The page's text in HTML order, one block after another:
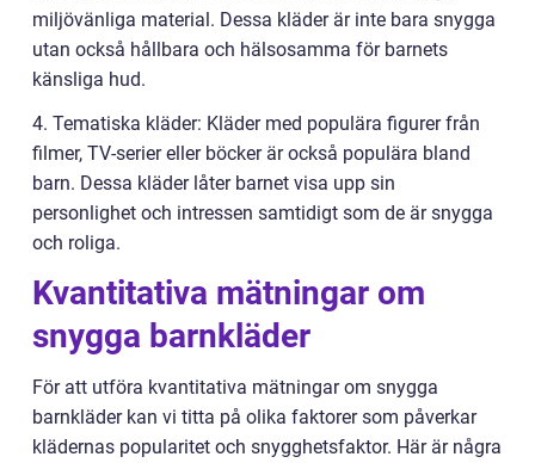
miljövänliga material. Dessa kläder är inte bara snygga
utan också hållbara och hälsosamma för barnets
känsliga hud.
4. Tematiska kläder: Kläder med populära figurer från
filmer, TV-serier eller böcker är också populära bland
barn. Dessa kläder låter barnet visa upp sin
personlighet och intressen samtidigt som de är snygga
och roliga.
Kvantitativa mätningar om
snygga barnkläder
För att utföra kvantitativa mätningar om snygga
barnkläder kan vi titta på olika faktorer som påverkar
klädernas popularitet och snygghetsfaktor. Här är några